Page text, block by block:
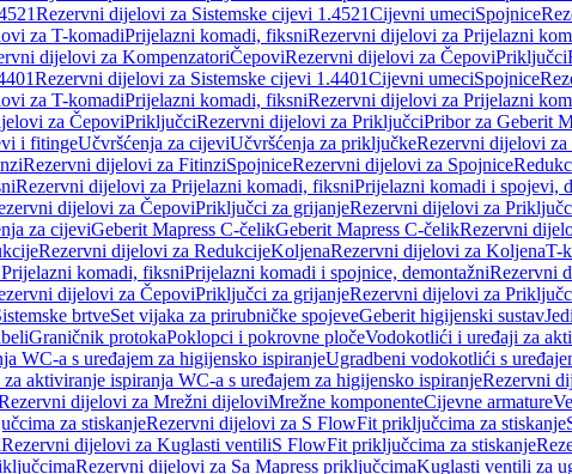
Rezervni dijelovi za Sistemske cijevi 1.4521Cijevni umeciSpojnice
za T-komadiPrijelazni komadi, fiksniRezervni dijelovi za Prijelazni
dijelovi za KompenzatoriČepoviRezervni dijelovi za ČepoviPriključci
Rezervni dijelovi za Sistemske cijevi 1.4401Cijevni umeciSpojnice
za T-komadiPrijelazni komadi, fiksniRezervni dijelovi za Prijelazni
za ČepoviPriključciRezervni dijelovi za PriključciPribor za Geberit
i fitingeUčvršćenja za cijeviUčvršćenja za priključkeRezervni dijelovi
Rezervni dijelovi za FitinziSpojniceRezervni dijelovi za Spojnice
Rezervni dijelovi za Prijelazni komadi, fiksniPrijelazni komadi i spojevi,
dijelovi za ČepoviPriključci za grijanjeRezervni dijelovi za
za cijeviGeberit Mapress C-čelikGeberit Mapress C-čelikRezervni
Rezervni dijelovi za RedukcijeKoljenaRezervni dijelovi za KoljenaT-
komadi, fiksniPrijelazni komadi i spojnice, demontažniRezervni
dijelovi za ČepoviPriključci za grijanjeRezervni dijelovi za
brtveSet vijaka za prirubničke spojeveGeberit higijenski sustav
Graničnik protokaPoklopci i pokrovne pločeVodokotlići i uređaji za
WC-a s uređajem za higijensko ispiranjeUgradbeni vodokotlići s
aktiviranje ispiranja WC-a s uređajem za higijensko ispiranjeRezervni
dijelovi za Mrežni dijeloviMrežne komponenteCijevne armature
za stiskanjeRezervni dijelovi za S FlowFit priključcima za stiskanje
Rezervni dijelovi za Kuglasti ventiliS FlowFit priključcima za stiskanje
Rezervni dijelovi za Sa Mapress priključcimaKuglasti ventili za